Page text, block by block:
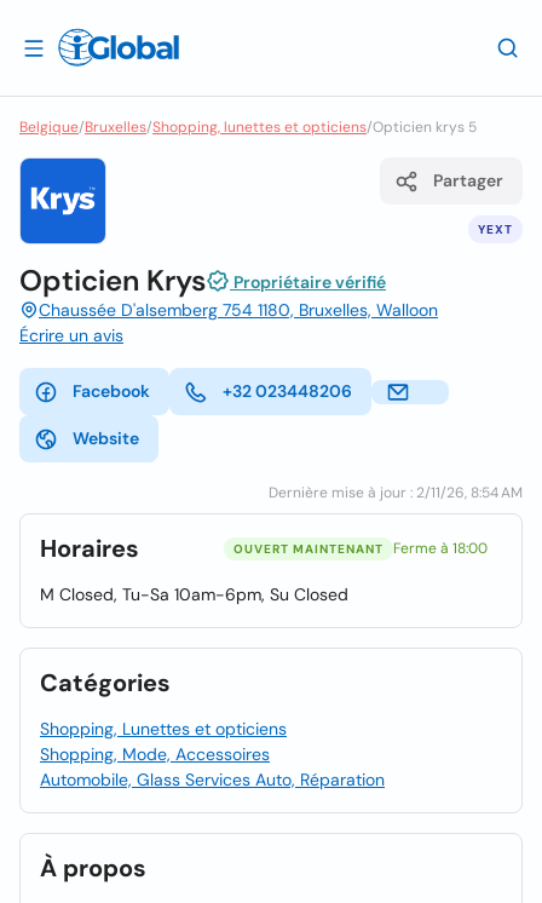
Belgique/Bruxelles/Shopping, lunettes et opticiens/Opticien krys 5
YEXT
Partager
Opticien Krys
Propriétaire vérifié
Chaussée D'alsemberg 754 1180, Bruxelles, Walloon
Écrire un avis
Facebook +32 023448206
Website
Dernière mise à jour : 2/11/26, 8:54 AM
Horaires OUVERT MAINTENANT Ferme à 18:00
M Closed, Tu-Sa 10am-6pm, Su Closed
Catégories
Shopping, Lunettes et opticiens
Shopping, Mode, Accessoires
Automobile, Glass Services Auto, Réparation
À propos